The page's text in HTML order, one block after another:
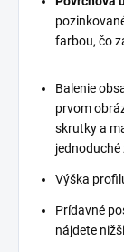
farbou, čo
Balenie
prvom
skrutky a
jednoduché
Výška
Prídavné
nájdete